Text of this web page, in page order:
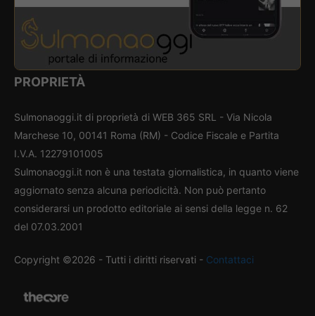
PROPRIETÀ
Sulmonaoggi.it di proprietà di WEB 365 SRL - Via Nicola
Marchese 10, 00141 Roma (RM) - Codice Fiscale e Partita
I.V.A. 12279101005
Sulmonaoggi.it non è una testata giornalistica, in quanto viene
aggiornato senza alcuna periodicità. Non può pertanto
considerarsi un prodotto editoriale ai sensi della legge n. 62
del 07.03.2001
Copyright ©2026 - Tutti i diritti riservati - Contattaci